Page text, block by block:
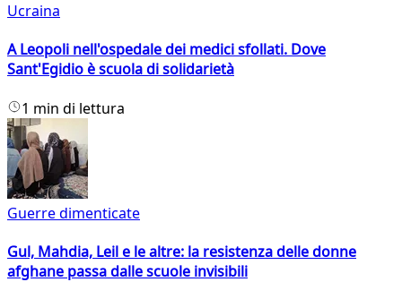
Ucraina
A Leopoli nell'ospedale dei medici sfollati. Dove
Sant'Egidio è scuola di solidarietà
1 min di lettura
Guerre dimenticate
Gul, Mahdia, Leil e le altre: la resistenza delle donne
afghane passa dalle scuole invisibili